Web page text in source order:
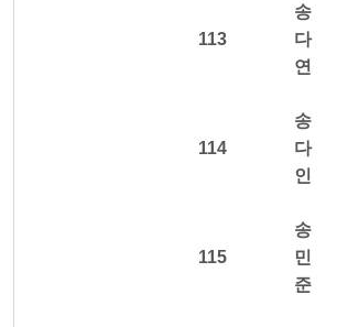
113
송
다
연
114
송
다
인
115
송
민
준